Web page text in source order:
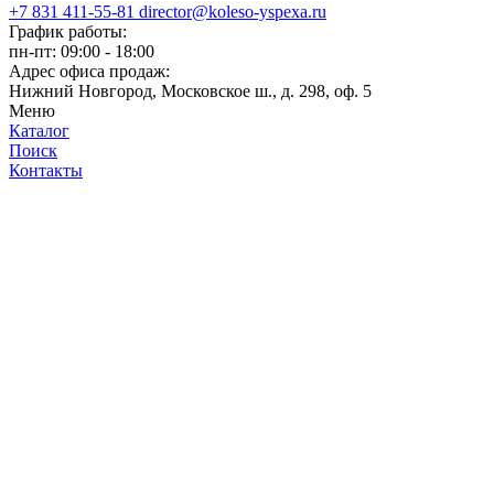
+7 831 411-55-81 director@koleso-yspexa.ru
График работы:
пн-пт: 09:00 - 18:00
Адрес офиса продаж:
Нижний Новгород, Московское ш., д. 298, оф. 5
Меню
Каталог
Поиск
Контакты